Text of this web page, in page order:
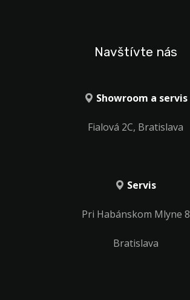
Navštívte nás
Showroom a servis
Fialová 2C, Bratislava
Servis
Pri Habánskom Mlyne 8
Bratislava